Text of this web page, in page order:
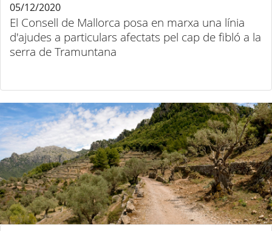
El Consell de Mallorca posa en marxa una línia
d'ajudes a particulars afectats pel cap de fibló a la
serra de Tramuntana
05/12/2020